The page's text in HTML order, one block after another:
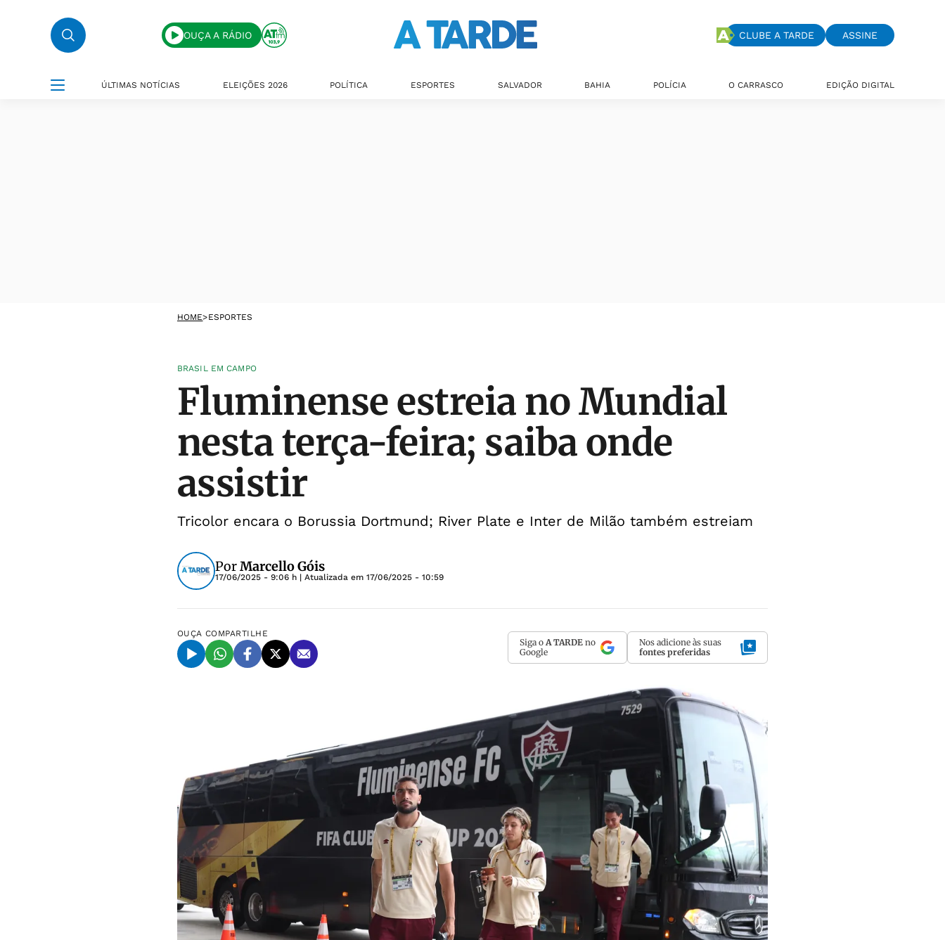
OUÇA A RÁDIO CLUBE A TARDE ASSINE
ÚLTIMAS NOTÍCIAS ELEIÇÕES 2026 POLÍTICA ESPORTES SALVADOR BAHIA POLÍCIA O CARRASCO EDIÇÃO DIGITAL
HOME>ESPORTES
BRASIL EM CAMPO
Fluminense estreia no Mundial
nesta terça-feira; saiba onde
assistir
Tricolor encara o Borussia Dortmund; River Plate e Inter de Milão também estreiam
PorMarcello Góis
17/06/2025 - 9:06 h | Atualizada em 17/06/2025 - 10:59
OUÇA COMPARTILHE
Siga o A TARDE no
Google
Nos adicione às suas
fontes preferidas